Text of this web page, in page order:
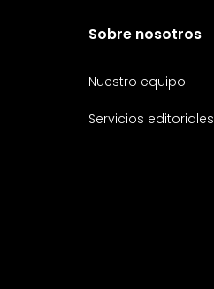
Sobre nosotros
Nuestro equipo
Servicios editoriales